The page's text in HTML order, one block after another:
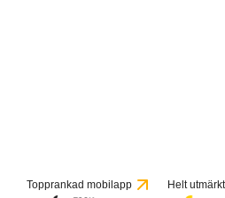
Topprankad mobilapp Helt utmärkt